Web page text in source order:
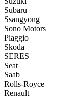
Subaru
Ssangyong
Sono Motors
Piaggio
Skoda
SERES
Seat
Saab
Rolls-Royce
Renault